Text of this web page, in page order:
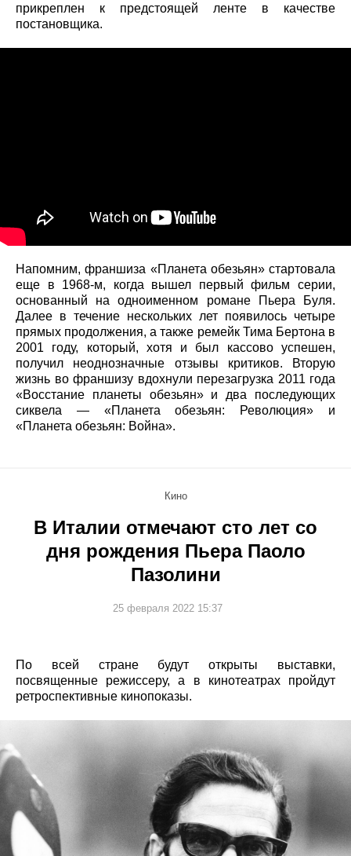
прикреплен к предстоящей ленте в качестве
постановщика.
Напомним, франшиза «Планета обезьян» стартовала
еще в 1968-м, когда вышел первый фильм серии,
основанный на одноименном романе Пьера Буля.
Далее в течение нескольких лет появилось четыре
прямых продолжения, а также ремейк Тима Бертона в
2001 году, который, хотя и был кассово успешен,
получил неоднозначные отзывы критиков. Вторую
жизнь во франшизу вдохнули перезагрузка 2011 года
«Восстание планеты обезьян» и два последующих
сиквела — «Планета обезьян: Революция» и
«Планета обезьян: Война».
Кино
В Италии отмечают сто лет со
дня рождения Пьера Паоло
Пазолини
25 февраля 2022 15:37
По всей стране будут открыты выставки,
посвященные режиссеру, а в кинотеатрах пройдут
ретроспективные кинопоказы.